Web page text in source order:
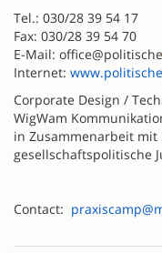
Tel.: 030/28 39 54 17
Fax: 030/28 39 54 70
E-Mail: office@politische
Internet:
Corporate Design /
WigWam
in Zusammenarbeit
gesellschaftspolitische
Contact: